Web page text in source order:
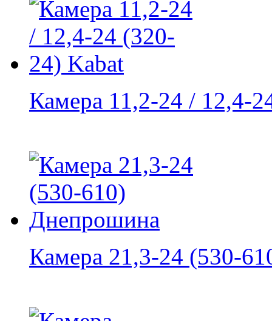
Камера 11,2-24 / 12,4-
Камера 21,3-24 (530-